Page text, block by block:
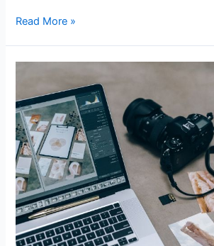
Read More »
Lunak
Pengeditan
Foto
dan
Dampaknya
pada
Fotografi
Produk